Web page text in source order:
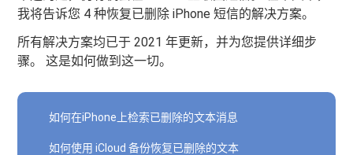
我将告诉您 4 种恢复已删除 iPhone 短信的解决方案。
所有解决方案均已于 2021 年更新，并为您提供详细步
骤。 这是如何做到这一切。
如何在iPhone上检索已删除的文本消息
如何使用 iCloud 备份恢复已删除的文本